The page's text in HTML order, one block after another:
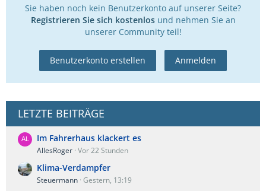
Sie haben noch kein Benutzerkonto auf unserer Seite?
Registrieren Sie sich kostenlosund nehmen Sie an
unserer Community teil!
Benutzerkonto erstellen Anmelden
LETZTE BEITRÄGE
Im Fahrerhaus klackert es
AllesRoger Vor 22 Stunden
Klima-Verdampfer
Steuermann Gestern, 13:19